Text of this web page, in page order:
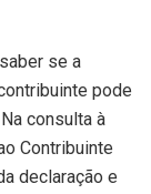
se a
pode
consulta à
Contribuinte
declaração e